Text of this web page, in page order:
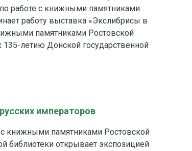
работе с книжными памятниками
работу выставка «Экслибрисы в
памятниками Ростовской
135-летию Донской государственной
императоров
книжными памятниками Ростовской
библиотеки открывает экспозицией